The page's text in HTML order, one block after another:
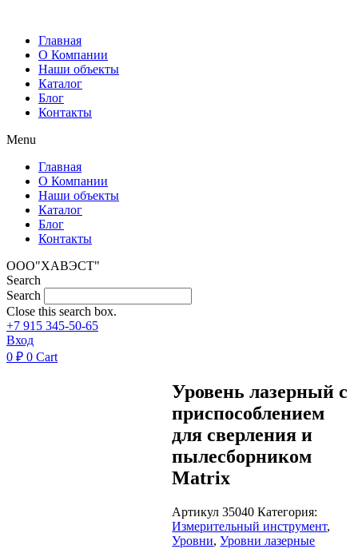
содержимому
Главная
О Компании
Наши объекты
Каталог
Блог
Контакты
Menu
Главная
О Компании
Наши объекты
Каталог
Блог
Контакты
ООО"ХАВЭСТ"
Search
Search
Close this search box.
+7 915 345-50-65
Вход
0 ₽ 0 Cart
Уровень лазерный с
приспособлением
для сверления и
пылесборником
Matrix
Артикул35040Категория:
Измерительный инструмент,
Уровни,Уровни лазерные